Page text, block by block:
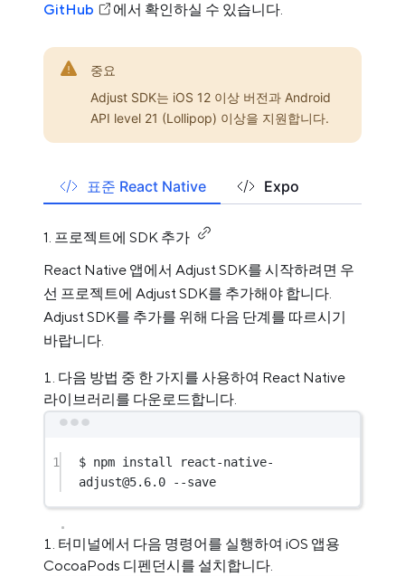
GitHub
에서 확인하실 수 있습니다.
중요
Adjust SDK는 iOS 12 이상 버전과 Android
API level 21 (Lollipop) 이상을 지원합니다.
표준 React Native Expo
1. 프로젝트에 SDK 추가
React Native 앱에서 Adjust SDK를 시작하려면 우
선 프로젝트에 Adjust SDK를 추가해야 합니다.
Adjust SDK를 추가를 위해 다음 단계를 따르시기
바랍니다.
다음 방법 중 한 가지를 사용하여 React Native
라이브러리를 다운로드합니다.
1
$ npm install react-native-
adjust@5.6.0 --save
터미널에서 다음 명령어를 실행하여 iOS 앱용
CocoaPods 디펜던시를 설치합니다.